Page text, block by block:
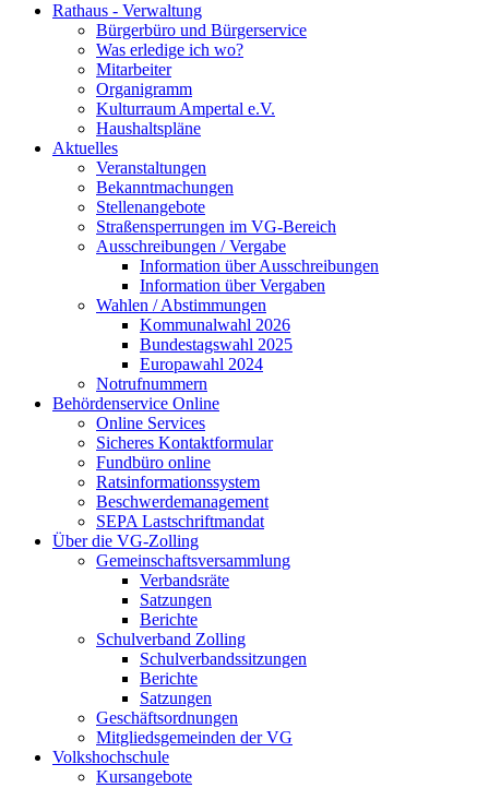
Rathaus - Verwaltung
Bürgerbüro und Bürgerservice
Was erledige ich wo?
Mitarbeiter
Organigramm
Kulturraum Ampertal e.V.
Haushaltspläne
Aktuelles
Veranstaltungen
Bekanntmachungen
Stellenangebote
Straßensperrungen im VG-Bereich
Ausschreibungen / Vergabe
Information über Ausschreibungen
Information über Vergaben
Wahlen / Abstimmungen
Kommunalwahl 2026
Bundestagswahl 2025
Europawahl 2024
Notrufnummern
Behördenservice Online
Online Services
Sicheres Kontaktformular
Fundbüro online
Ratsinformationssystem
Beschwerdemanagement
SEPA Lastschriftmandat
Über die VG-Zolling
Gemeinschaftsversammlung
Verbandsräte
Satzungen
Berichte
Schulverband Zolling
Schulverbandssitzungen
Berichte
Satzungen
Geschäftsordnungen
Mitgliedsgemeinden der VG
Volkshochschule
Kursangebote